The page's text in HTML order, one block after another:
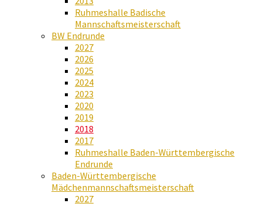
Ruhmeshalle Badische
Mannschaftsmeisterschaft
BW Endrunde
2027
2026
2025
2024
2023
2020
2019
2018
2017
Ruhmeshalle Baden-Württembergische
Endrunde
Baden-Württembergische
Mädchenmannschaftsmeisterschaft
2027